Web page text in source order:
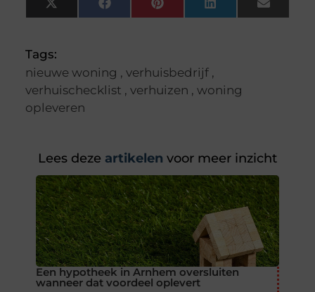
X
(Twitter)
FacebookPinterestLinkedInEmail
Tags:
nieuwe woning , verhuisbedrijf,
verhuischecklist , verhuizen , woning
opleveren
Lees deze artikelen voor meer inzicht
Een hypotheek in Arnhem oversluiten
wanneer dat voordeel oplevert